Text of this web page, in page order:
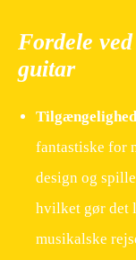
Fordele
guitar
fantastiske for
design og
hvilket gør det
musikalske